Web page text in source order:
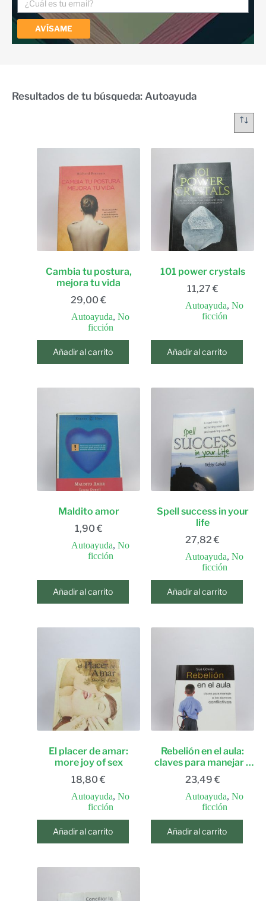
AVÍSAME
Resultados de tu búsqueda: Autoayuda
Cambia tu postura,
mejora tu vida
29,00 €
Autoayuda, No
ficción
Añadir al carrito
101 power crystals
11,27 €
Autoayuda, No
ficción
Añadir al carrito
Maldito amor
1,90 €
Autoayuda, No
ficción
Añadir al carrito
Spell success in your
life
27,82 €
Autoayuda, No
ficción
Añadir al carrito
El placer de amar:
more joy of sex
18,80 €
Autoayuda, No
ficción
Añadir al carrito
Rebelión en el aula:
claves para manejar a
los alumnos
conflictivos
23,49 €
Autoayuda, No
ficción
Añadir al carrito